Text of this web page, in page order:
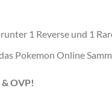
1 Reverse und 1
Pokemon Online
OVP!